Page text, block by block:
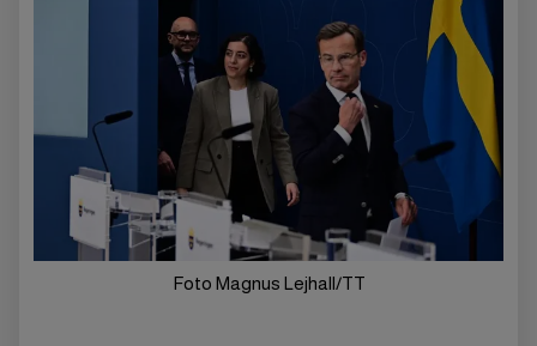
Foto Magnus Lejhall/TT